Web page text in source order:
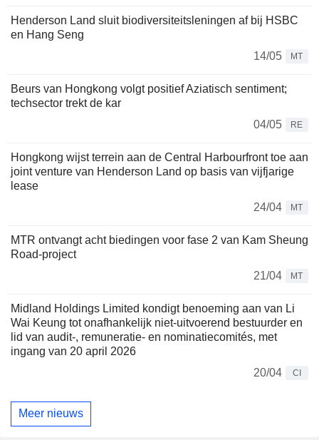
Henderson Land sluit biodiversiteitsleningen af bij HSBC
en Hang Seng
14/05
MT
Beurs van Hongkong volgt positief Aziatisch sentiment;
techsector trekt de kar
04/05
RE
Hongkong wijst terrein aan de Central Harbourfront toe aan
joint venture van Henderson Land op basis van vijfjarige
lease
24/04
MT
MTR ontvangt acht biedingen voor fase 2 van Kam Sheung
Road-project
21/04
MT
Midland Holdings Limited kondigt benoeming aan van Li
Wai Keung tot onafhankelijk niet-uitvoerend bestuurder en
lid van audit-, remuneratie- en nominatiecomités, met
ingang van 20 april 2026
20/04
CI
Meer nieuws